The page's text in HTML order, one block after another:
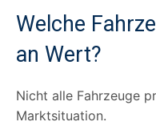
Welche
an Wert?
Nicht alle Fahrzeuge
Marktsituation.